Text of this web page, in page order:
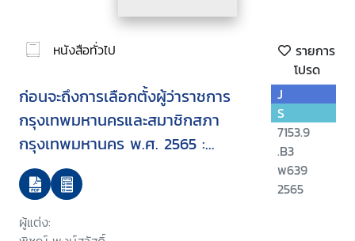
หนังสือทั่วไป
รายการ
โปรด
ก่อนจะถึงการเลือกตั้งผู้ว่าราชการ
กรุงเทพมหานครและสมาชิกสภา
กรุงเทพมหานคร พ.ศ. 2565 :
การเมืองและประเด็นปัญหาท้าทาย
ของการพัฒนากรุงเทพมหานครจาก
อดีตถึงปัจจุบัน
ผู้แต่ง:
J
S
7153.9
.B3
พ639
2565